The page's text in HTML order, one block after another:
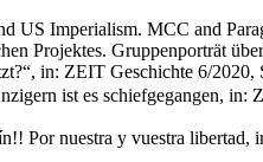
US Imperialism. MCC and
Projektes. Gruppenporträt
in: ZEIT Geschichte 6/2020,
ist es schiefgegangen,
Por nuestra y vuestra